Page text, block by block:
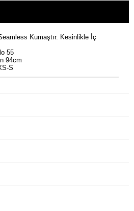
Kumaştır. Kesinlikle İç
55
94cm
S